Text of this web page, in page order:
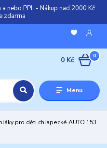
nebo PPL - Nákup nad 2000 Kč
zdarma
Menu
0
0 Kč
pro děti chlapecké AUTO 153